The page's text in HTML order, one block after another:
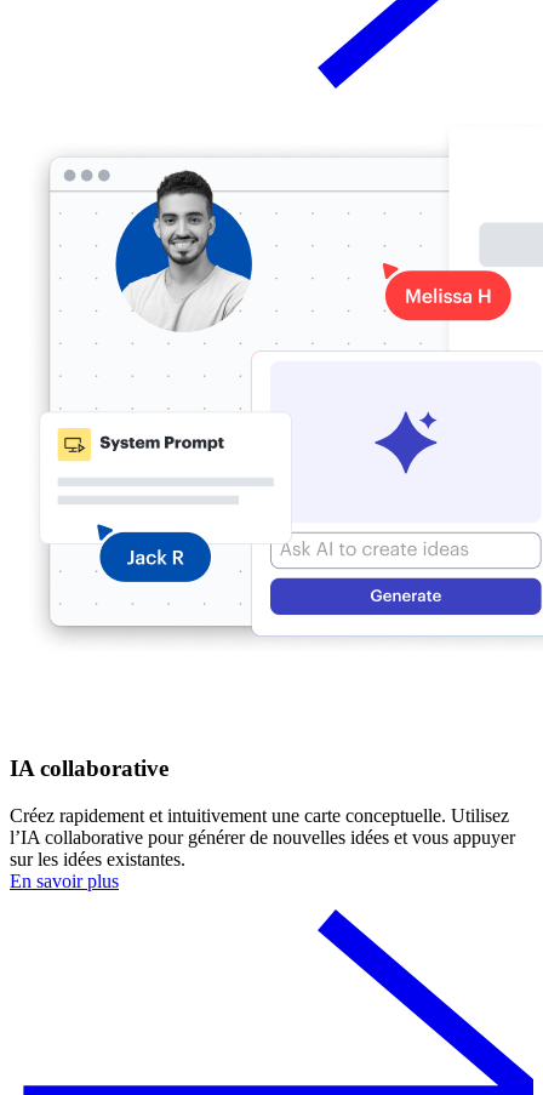
IA collaborative
Créez rapidement et intuitivement une carte conceptuelle. Utilisez
l’IA collaborative pour générer de nouvelles idées et vous appuyer
sur les idées existantes.
En savoir plus